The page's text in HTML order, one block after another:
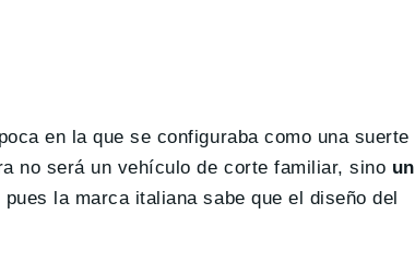
en la que se configuraba como una suerte
no será un vehículo de corte familiar, sino un
pues la marca italiana sabe que el diseño del